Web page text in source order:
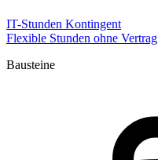
IT-Stunden Kontingent
Flexible Stunden ohne Vertrag
Bausteine